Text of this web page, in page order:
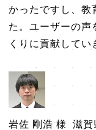
かったですし、教
た。ユーザーの
くりに貢献してい
岩佐 剛浩 様 滋